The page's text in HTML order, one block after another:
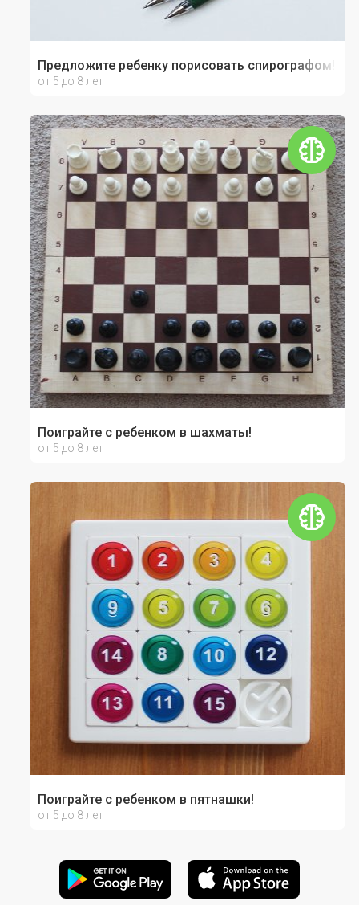
Предложите ребенку порисовать спирографом!
от 5 до 8 лет
Поиграйте с ребенком в шахматы!
от 5 до 8 лет
Поиграйте с ребенком в пятнашки!
от 5 до 8 лет